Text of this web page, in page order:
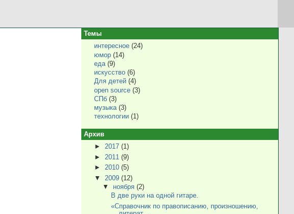
Темы
интересное (24)
юмор (14)
еда (9)
искусство (6)
Для детей (4)
open source (3)
СПб (3)
музыка (3)
технологии (1)
Архив
►2017(1)
► 2011(9)
►2010(5)
▼ 2009(12)
▼ ноября (2)
В две руки на одной гитаре.
«Справочник по правописанию, произношению,